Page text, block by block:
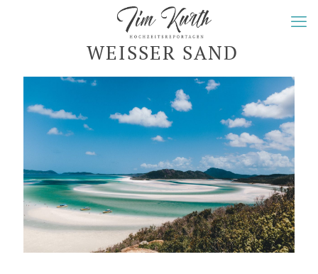
WEISSER SAND